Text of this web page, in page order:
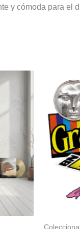
y cómoda para el
variantes.
pueden
en